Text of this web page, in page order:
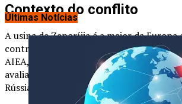
Contexto do conflito
A usina de Zaporíjia é a maior da Europa
controle russo desde março de 2022. O
AIEA, Rafael Grossi, pediu acesso
avaliação. A Ucrânia pediu sanções mais
Rússia e uma zona desmilitarizada ao
Últimas Notícias